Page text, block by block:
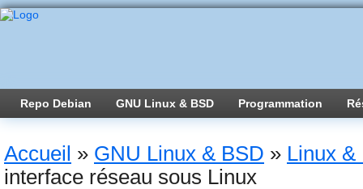
Repo Debian GNU Linux & BSD Programmation
Accueil » GNU Linux & BSD » Linux &
interface réseau sous Linux